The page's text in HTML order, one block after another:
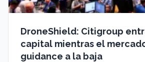
DroneShield: Citigroup
capital mientras el
guidance a la baja